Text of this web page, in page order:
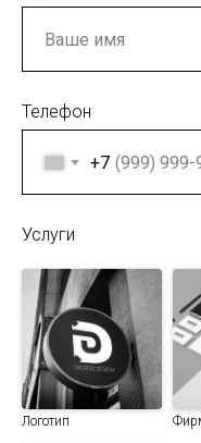
Телефон
+7
Услуги
Логотип